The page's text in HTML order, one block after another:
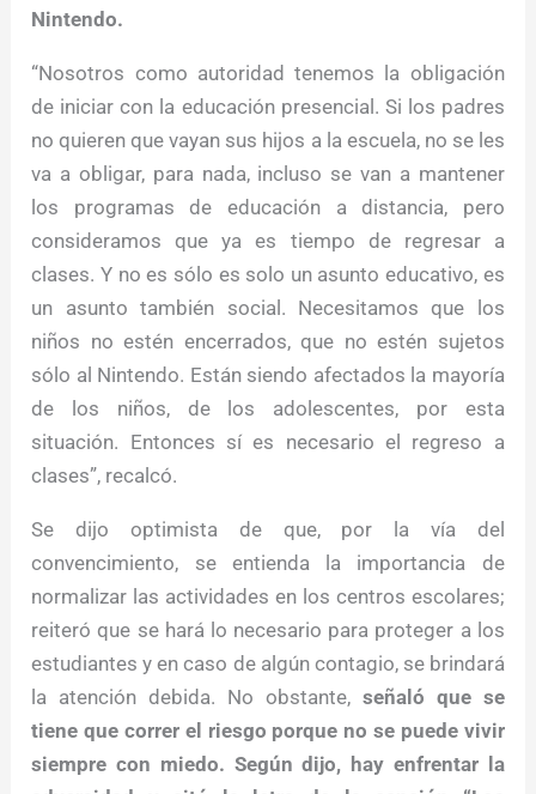
Nintendo.
“Nosotros como autoridad tenemos la obligación
de iniciar con la educación presencial. Si los padres
no quieren que vayan sus hijos a la escuela, no se les
va a obligar, para nada, incluso se van a mantener
los programas de educación a distancia, pero
consideramos que ya es tiempo de regresar a
clases. Y no es sólo es solo un asunto educativo, es
un asunto también social. Necesitamos que los
niños no estén encerrados, que no estén sujetos
sólo al Nintendo. Están siendo afectados la mayoría
de los niños, de los adolescentes, por esta
situación. Entonces sí es necesario el regreso a
clases”, recalcó.
Se dijo optimista de que, por la vía del
convencimiento, se entienda la importancia de
normalizar las actividades en los centros escolares;
reiteró que se hará lo necesario para proteger a los
estudiantes y en caso de algún contagio, se brindará
la atención debida. No obstante, señaló que se
tiene que correr el riesgo porque no se puede vivir
siempre con miedo. Según dijo, hay enfrentar la